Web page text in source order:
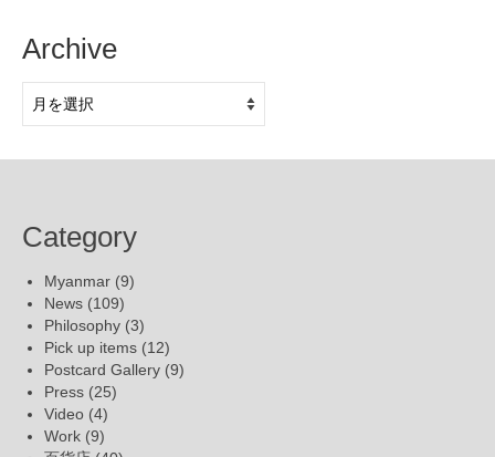
Archive
Archive
Category
Myanmar (9)
News (109)
Philosophy (3)
Pick up items (12)
Postcard Gallery (9)
Press (25)
Video (4)
Work (9)